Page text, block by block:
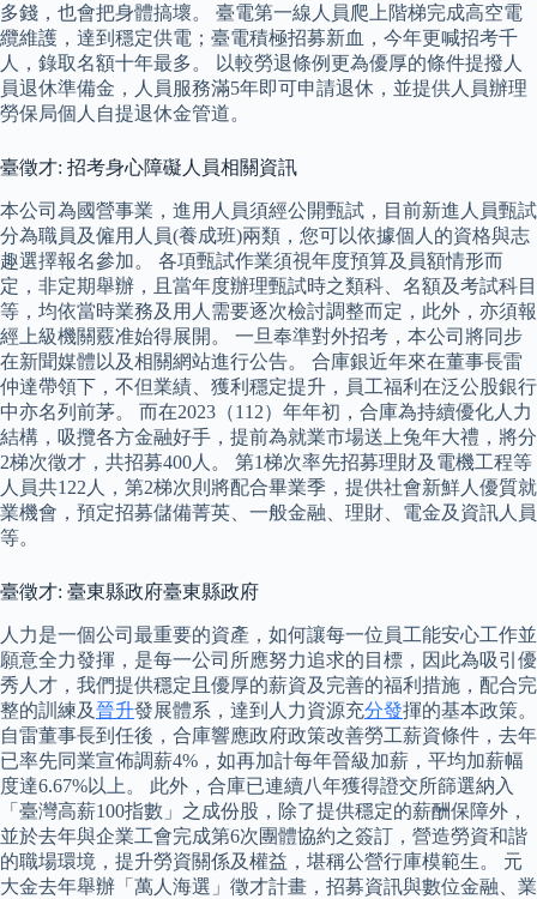
多錢，也會把身體搞壞。 臺電第一線人員爬上階梯完成高空電
纜維護，達到穩定供電；臺電積極招募新血，今年更喊招考千
人，錄取名額十年最多。 以較勞退條例更為優厚的條件提撥人
員退休準備金，人員服務滿5年即可申請退休，並提供人員辦理
勞保局個人自提退休金管道。
臺徵才: 招考身心障礙人員相關資訊
本公司為國營事業，進用人員須經公開甄試，目前新進人員甄試
分為職員及僱用人員(養成班)兩類，您可以依據個人的資格與志
趣選擇報名參加。 各項甄試作業須視年度預算及員額情形而
定，非定期舉辦，且當年度辦理甄試時之類科、名額及考試科目
等，均依當時業務及用人需要逐次檢討調整而定，此外，亦須報
經上級機關覈准始得展開。 一旦奉準對外招考，本公司將同步
在新聞媒體以及相關網站進行公告。 合庫銀近年來在董事長雷
仲達帶領下，不但業績、獲利穩定提升，員工福利在泛公股銀行
中亦名列前茅。 而在2023（112）年年初，合庫為持續優化人力
結構，吸攬各方金融好手，提前為就業市場送上兔年大禮，將分
2梯次徵才，共招募400人。 第1梯次率先招募理財及電機工程等
人員共122人，第2梯次則將配合畢業季，提供社會新鮮人優質就
業機會，預定招募儲備菁英、一般金融、理財、電金及資訊人員
等。
臺徵才: 臺東縣政府臺東縣政府
人力是一個公司最重要的資產，如何讓每一位員工能安心工作並
願意全力發揮，是每一公司所應努力追求的目標，因此為吸引優
秀人才，我們提供穩定且優厚的薪資及完善的福利措施，配合完
整的訓練及晉升發展體系，達到人力資源充分發揮的基本政策。
自雷董事長到任後，合庫響應政府政策改善勞工薪資條件，去年
已率先同業宣佈調薪4%，如再加計每年晉級加薪，平均加薪幅
度達6.67%以上。 此外，合庫已連續八年獲得證交所篩選納入
「臺灣高薪100指數」之成份股，除了提供穩定的薪酬保障外，
並於去年與企業工會完成第6次團體協約之簽訂，營造勞資和諧
的職場環境，提升勞資關係及權益，堪稱公營行庫模範生。 元
大金去年舉辦「萬人海選」徵才計畫，招募資訊與數位金融、業